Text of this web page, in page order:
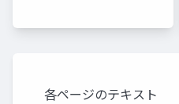
各ページのテキスト